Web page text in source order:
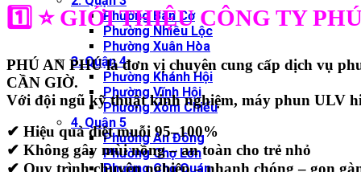
Phường Bàn Cờ
Phường Nhiêu Lộc
Phường Xuân Hòa
3. Quận 4
Phường Khánh Hội
Phường Vĩnh Hội
Phường Xóm Chiếu
4. Quận 5
Phường An Đông
Phường Chợ Lớn
Phường Chợ Quán
1️⃣ ⭐ GIỚI THIỆU CÔNG TY
PHÚ AN PHÚlà đơn vị chuyên cung cấp dịch vụ
CẦN GIỜ.
Với đội ngũ kỹ thuật kinh nghiệm, máy phun ULV
✔ Hiệu quảdiệt muỗi 95–100%
✔ Không gây mùi nồng – an toàn cho trẻ nhỏ
✔ Quy trình chuyên nghiệp – nhanh chóng – gọn